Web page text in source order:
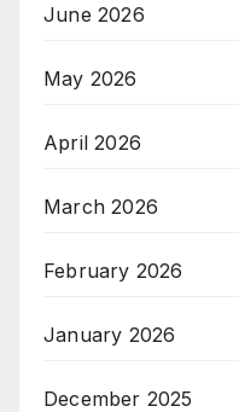
June 2026
May 2026
April 2026
March 2026
February 2026
January 2026
December 2025